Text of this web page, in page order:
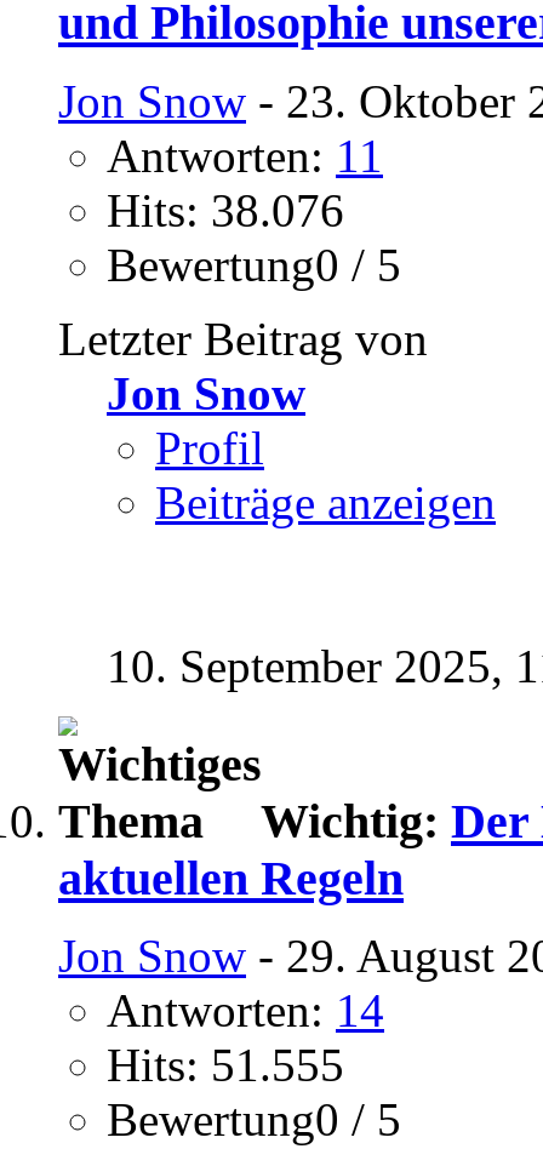
und Philosophie
Jon Snow - 23. Oktober
Antworten: 11
Hits: 38.076
Bewertung0 / 5
Letzter Beitrag von
Jon Snow
Profil
Beiträge anzeigen
10. September 2025,
Wichtig: Der
aktuellen Regeln
Jon Snow - 29. August
Antworten: 14
Hits: 51.555
Bewertung0 / 5